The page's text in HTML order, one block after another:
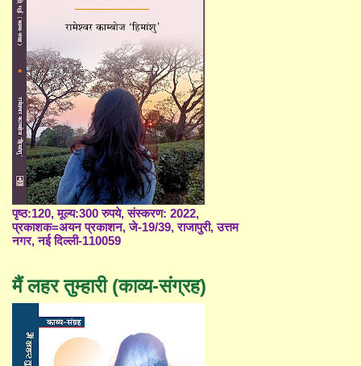
पृष्ठ:120, मूल्य:300 रुपये, संस्करण: 2022,
प्रकाशक=अयन प्रकाशन, जे-19/39, राजापुरी, उत्तम
नगर, नई दिल्ली-110059
मैं लहर तुम्हारी (काव्य-संग्रह)